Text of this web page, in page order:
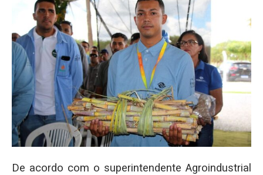
De acordo com o superintendente Agroindustrial